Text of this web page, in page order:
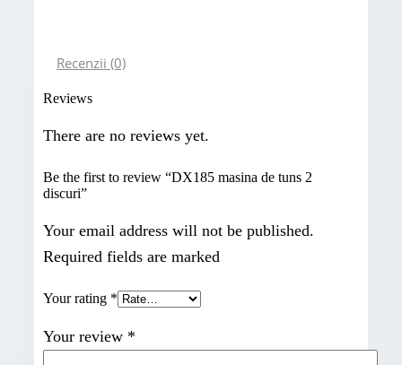
Recenzii (0)
Reviews
There are no reviews yet.
Be the first to review “DX185 masina de tuns 2
discuri”
Your email address will not be published.
Required fields are marked
Your rating *
Your review *